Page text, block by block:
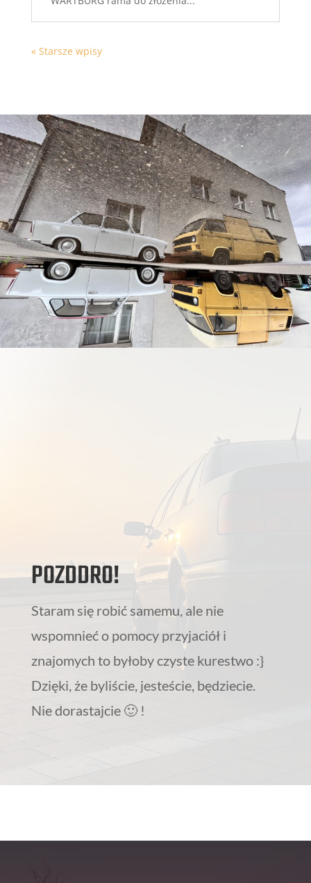
« Starsze wpisy
POZDDRO!
Staram się robić samemu, ale nie
wspomnieć o pomocy przyjaciół i
znajomych to byłoby czyste kurestwo :}
Dzięki, że byliście, jesteście, będziecie.
Nie dorastajcie 🙂 !